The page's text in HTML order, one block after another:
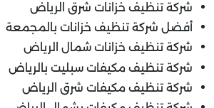
شركة تنظيف خزانات شرق الرياض
أفضل شركة تنظيف خزانات بالمجمعة
شركة تنظيف خزانات شمال الرياض
شركة تنظيف مكيفات سبليت بالرياض
شركة تنظيف مكيفات شرق الرياض